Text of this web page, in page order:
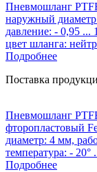
Пневмошланг
наружный
давление: - 0,95 ...
цвет шланга:
Подробнее
Поставка
Пневмошланг
фторопластовый
диаметр: 4 мм,
температура: -
Подробнее